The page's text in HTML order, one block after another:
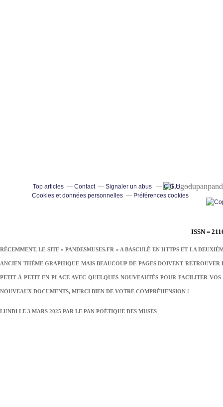
ISSN =
RÉCEMMENT, LE SITE « PANDESMUSES.FR » A BASCULÉ EN HTTPS ET LA
ANCIEN THÈME GRAPHIQUE MAIS BEAUCOUP DE PAGES DOIVENT
PETIT À PETIT EN PLACE AVEC QUELQUES NOUVEAUTÉS POUR FACILITER
NOUVEAUX DOCUMENTS, MERCI BIEN DE VOTRE COMPRÉHENSION !
LUNDI LE 3 MARS 2025 PAR LE PAN POÉTIQUE DES MUSES
Top articles Contact Signaler un abus
C.G.U.
Cookies et données personnelles
Préférences cookies